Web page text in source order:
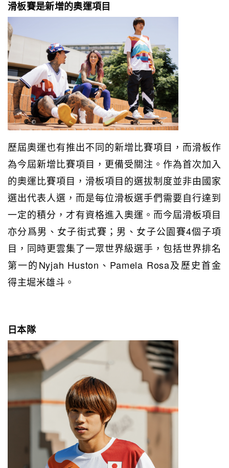
滑板賽是新增的奧運項目
歷屆奧運也有推出不同的新增比賽項目，而滑板作
為今屆新增比賽項目，更備受關注。作為首次加入
的奧運比賽項目，滑板項目的選拔制度並非由國家
選出代表人選，而是每位滑板選手們需要自行達到
一定的積分，才有資格進入奧運。而今屆滑板項目
亦分爲男、女子街式賽；男、女子公園賽4個子項
目，同時更雲集了一眾世界級選手，包括世界排名
第一的Nyjah Huston、Pamela Rosa及歷史首金
得主堀米雄斗。
日本隊